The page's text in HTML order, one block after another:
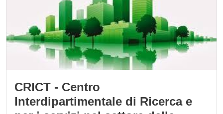
CRICT - Centro
Interdipartimentale di Ricerca e